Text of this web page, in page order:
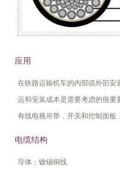
应用
在铁路运输机车的内部或外部安
运和安装成本是需要考虑的很
有线电视吊带，开关和控制面板
电缆结构
导体：镀锡铜线